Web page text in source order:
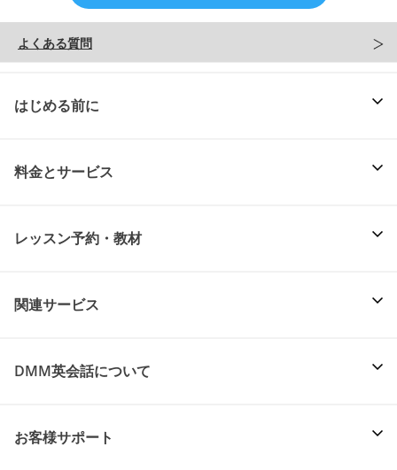
よくある質問
はじめる前に
料金とサービス
レッスン予約・教材
関連サービス
DMM英会話について
お客様サポート